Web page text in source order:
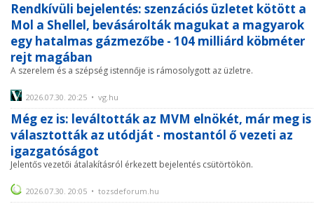
Rendkívüli bejelentés: szenzációs üzletet kötött a
Mol a Shellel, bevásárolták magukat a magyarok
egy hatalmas gázmezőbe - 104 milliárd köbméter
rejt magában
A szerelem és a szépség istennője is rámosolygott az üzletre.
2026.07.30. 20:25 • vg.hu
Még ez is: leváltották az MVM elnökét, már meg is
választották az utódját - mostantól ő vezeti az
igazgatóságot
Jelentős vezetői átalakításról érkezett bejelentés csütörtökön.
2026.07.30. 20:05 • tozsdeforum.hu